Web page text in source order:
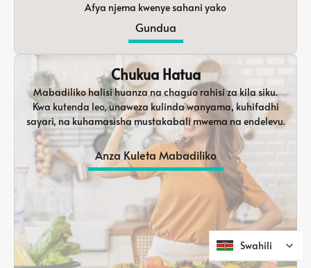
Afya njema kwenye sahani yako
Gundua
Chukua Hatua
Mabadiliko halisi huanza na chaguo rahisi za kila siku.
Kwa kutenda leo, unaweza kulinda wanyama, kuhifadhi
sayari, na kuhamasisha mustakabali mwema na endelevu.
Anza Kuleta Mabadiliko
Swahili
Swahili